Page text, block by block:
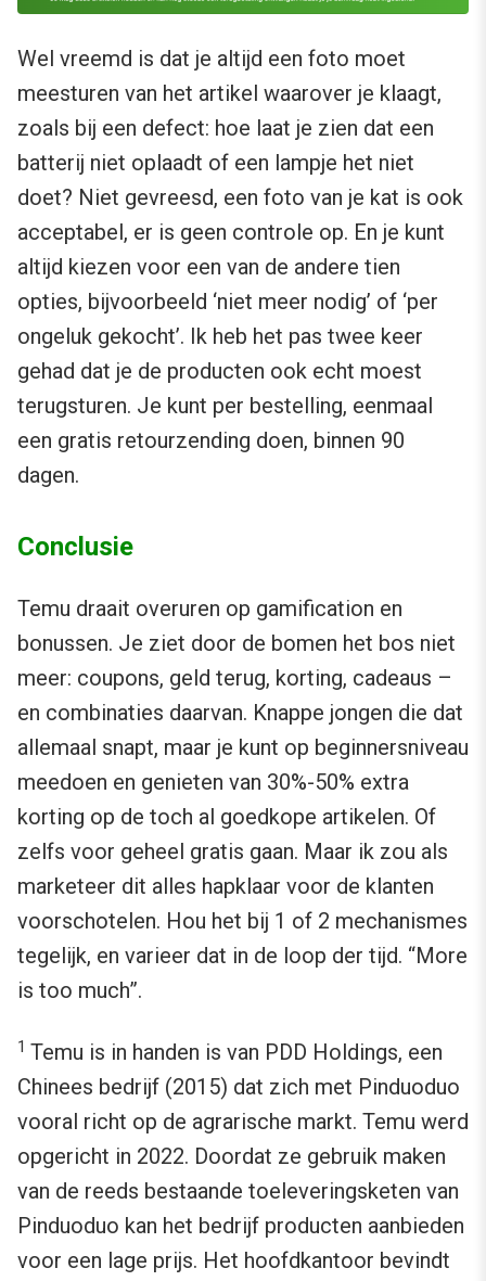
Wel vreemd is dat je altijd een foto moet
meesturen van het artikel waarover je klaagt,
zoals bij een defect: hoe laat je zien dat een
batterij niet oplaadt of een lampje het niet
doet? Niet gevreesd, een foto van je kat is ook
acceptabel, er is geen controle op. En je kunt
altijd kiezen voor een van de andere tien
opties, bijvoorbeeld ‘niet meer nodig’ of ‘per
ongeluk gekocht’. Ik heb het pas twee keer
gehad dat je de producten ook echt moest
terugsturen. Je kunt per bestelling, eenmaal
een gratis retourzending doen, binnen 90
dagen.
Conclusie
Temu draait overuren op gamification en
bonussen. Je ziet door de bomen het bos niet
meer: coupons, geld terug, korting, cadeaus –
en combinaties daarvan. Knappe jongen die dat
allemaal snapt, maar je kunt op beginnersniveau
meedoen en genieten van 30%-50% extra
korting op de toch al goedkope artikelen. Of
zelfs voor geheel gratis gaan. Maar ik zou als
marketeer dit alles hapklaar voor de klanten
voorschotelen. Hou het bij 1 of 2 mechanismes
tegelijk, en varieer dat in de loop der tijd. “More
is too much”.
1 Temu is in handen is van PDD Holdings, een
Chinees bedrijf (2015) dat zich met Pinduoduo
vooral richt op de agrarische markt. Temu werd
opgericht in 2022. Doordat ze gebruik maken
van de reeds bestaande toeleveringsketen van
Pinduoduo kan het bedrijf producten aanbieden
voor een lage prijs. Het hoofdkantoor bevindt